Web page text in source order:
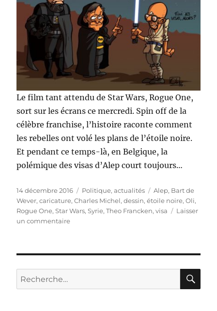
Le film tant attendu de Star Wars, Rogue One,
sort sur les écrans ce mercredi. Spin off de la
célèbre franchise, l’histoire raconte comment
les rebelles ont volé les plans de l’étoile noire.
Et pendant ce temps-là, en Belgique, la
polémique des visas d’Alep court toujours…
Publié
le
14 décembre 2016 Catégories
Politique, actualités Étiquettes
Alep, Bart de
Wever,caricature,Charles Michel,dessin,étoile noire,Oli,
Rogue One,Star Wars,Syrie,Theo Francken,visa
Laisser
un commentairesur
One
Recherche
pour :